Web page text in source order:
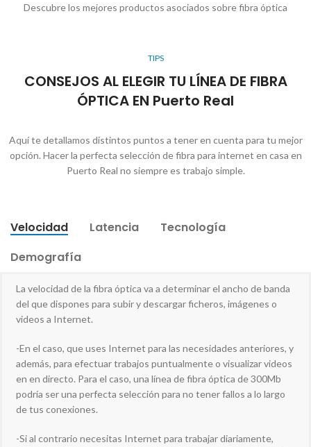
Descubre los mejores productos asociados sobre fibra óptica
TIPS
CONSEJOS AL ELEGIR TU LÍNEA DE FIBRA
ÓPTICA EN Puerto Real
Aquí te detallamos distintos puntos a tener en cuenta para tu mejor
opción. Hacer la perfecta selección de fibra para internet en casa en
Puerto Real no siempre es trabajo simple.
Velocidad Latencia
Tecnología
Demografía
La velocidad de la fibra óptica va a determinar el ancho de banda
del que dispones para subir y descargar ficheros, imágenes o
videos a Internet.
-En el caso, que uses Internet para las necesidades anteriores, y
además, para efectuar trabajos puntualmente o visualizar videos
en en directo. Para el caso, una línea de fibra óptica de 300Mb
podría ser una perfecta selección para no tener fallos a lo largo
de tus conexiones.
-Si al contrario necesitas Internet para trabajar diariamente,